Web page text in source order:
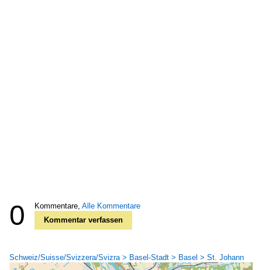
0 Kommentare, Alle Kommentare
Kommentar verfassen
Schweiz/Suisse/Svizzera/Svizra > Basel-Stadt > Basel > St. Johann